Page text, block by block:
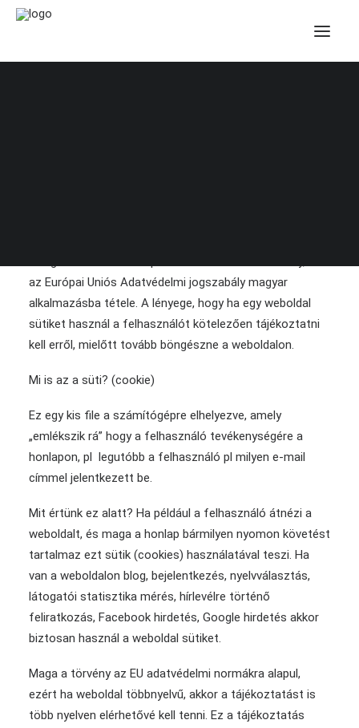
az Európai Uniós Adatvédelmi jogszabály magyar
alkalmazásba tétele. A lényege, hogy ha egy weboldal
sütiket használ a felhasználót kötelezően tájékoztatni
kell erről, mielőtt tovább böngészne a weboldalon.
Mi is az a süti? (cookie)
Ez egy kis file a számítógépre elhelyezve, amely
„emlékszik rá” hogy a felhasználó tevékenységére a
honlapon, pl legutóbb a felhasználó pl milyen e-mail
címmel jelentkezett be.
Mit értünk ez alatt? Ha például a felhasználó átnézi a
weboldalt, és maga a honlap bármilyen nyomon követést
tartalmaz ezt sütik (cookies) használatával teszi. Ha
van a weboldalon blog, bejelentkezés, nyelvválasztás,
látogatói statisztika mérés, hírlevélre történő
feliratkozás, Facebook hirdetés, Google hirdetés akkor
biztosan használ a weboldal sütiket.
Maga a törvény az EU adatvédelmi normákra alapul,
ezért ha weboldal többnyelvű, akkor a tájékoztatást is
több nyelven elérhetővé kell tenni. Ez a tájékoztatás